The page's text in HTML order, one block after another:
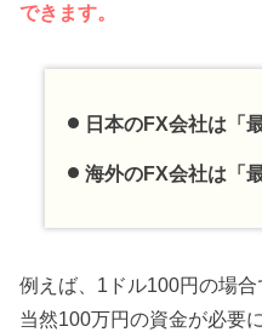
できます。
日本のFX会社は「
海外のFX会社は「
例えば、1ドル100円の場
当然100万円の資金が必要